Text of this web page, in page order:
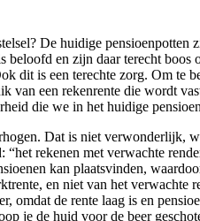
De huidige
beloofd en zijn daar terecht
dit is een terechte zorg. Om te
van een rekenrente die wordt
die we in het huidige
Dat is niet verwonderlijk,
rekenen met verwachte
kan plaatsvinden,
en niet van het verwachte
omdat de rente laag is en
je de huid voor de beer